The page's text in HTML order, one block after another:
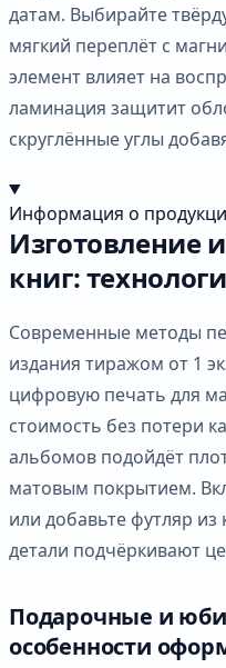
датам. Выбирайте
мягкий переплёт с
элемент влияет на
ламинация защитит
скруглённые углы
Информация о
Изготовление
книг:
Современные методы
издания тиражом от 1
цифровую печать для
стоимость без потери
альбомов подойдёт
матовым покрытием.
или добавьте футляр
детали подчёркивают
Подарочные и
особенности